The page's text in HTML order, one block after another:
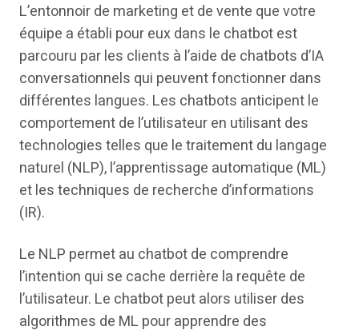
L’entonnoir de marketing et de vente que votre
équipe a établi pour eux dans le chatbot est
parcouru par les clients à l’aide de chatbots d’IA
conversationnels qui peuvent fonctionner dans
différentes langues. Les chatbots anticipent le
comportement de l’utilisateur en utilisant des
technologies telles que le traitement du langage
naturel (NLP), l’apprentissage automatique (ML)
et les techniques de recherche d’informations
(IR).
Le NLP permet au chatbot de comprendre
l’intention qui se cache derrière la requête de
l’utilisateur. Le chatbot peut alors utiliser des
algorithmes de ML pour apprendre des